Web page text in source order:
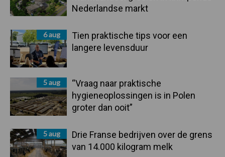
Nederlandse markt
6 aug
Tien praktische tips voor een
langere levensduur
5 aug
“Vraag naar praktische
hygieneoplossingen is in Polen
groter dan ooit”
5 aug
Drie Franse bedrijven over de grens
van 14.000 kilogram melk